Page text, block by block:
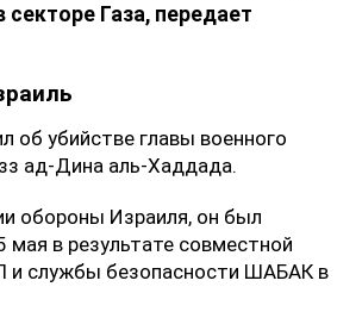
Газа, передает
об убийстве главы военного
ад-Дина аль-Хаддада.
обороны Израиля, он был
мая в результате совместной
и службы безопасности ШАБАК в